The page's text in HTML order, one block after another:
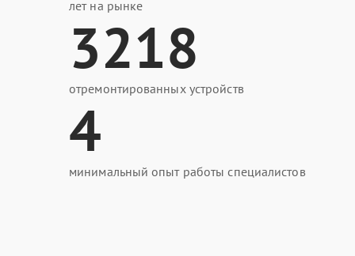
лет на рынке
3218
отремонтированных устройств
4
минимальный опыт работы специалистов